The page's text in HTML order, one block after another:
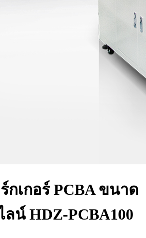
กเกอร์ PCBA ขนาด
น์ HDZ-PCBA100